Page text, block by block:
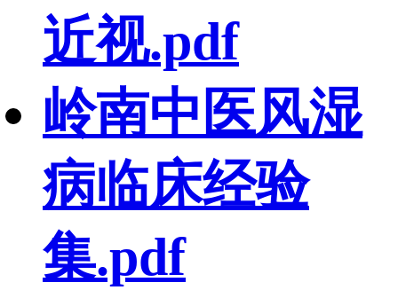
近视.pdf
岭南中医风湿
病临床经验
集.pdf